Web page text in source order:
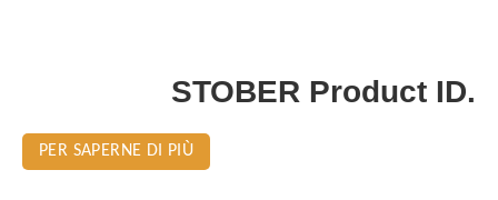
STOBER Product ID.
PER SAPERNE DI PIÙ